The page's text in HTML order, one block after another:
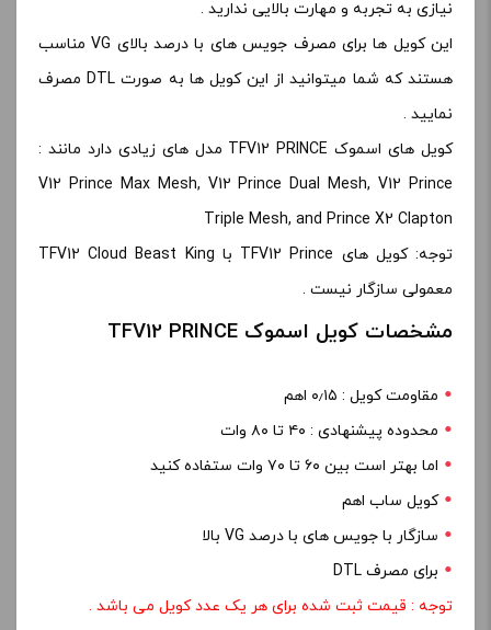
نیازی به تجربه و مهارت بالایی ندارید .
این کویل ها برای مصرف جویس های با درصد بالای VG مناسب
هستند که شما میتوانید از این کویل ها به صورت DTL مصرف
نمایید .
کویل های اسموک TFV12 PRINCE مدل های زیادی دارد مانند :
V12 Prince Max Mesh, V12 Prince Dual Mesh, V12 Prince
Triple Mesh, and Prince X2 Clapton
توجه: کویل های TFV12 Prince با TFV12 Cloud Beast King
معمولی سازگار نیست .
مشخصات کویل اسموک TFV12 PRINCE
مقاومت کویل : ۰٫۱۵ اهم
محدوده پیشنهادی : ۴۰ تا ۸۰ وات
اما بهتر است بین ۶۰ تا ۷۰ وات ستفاده کنید
کویل ساب اهم
سازگار با جویس های با درصد VG بالا
برای مصرف DTL
توجه : قیمت ثبت شده برای هر یک عدد کویل می باشد .